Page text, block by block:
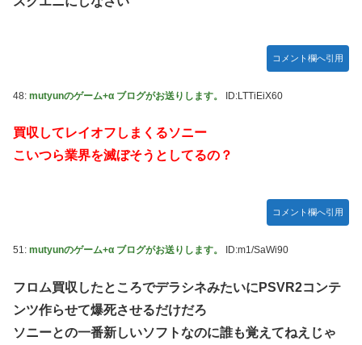
コメント欄へ引用
48: mutyunのゲーム+α ブログがお送りします。 ID:LTTiEiX60
買収してレイオフしまくるソニー
こいつら業界を滅ぼそうとしてるの？
コメント欄へ引用
51: mutyunのゲーム+α ブログがお送りします。 ID:m1/SaWi90
フロム買収したところでデラシネみたいにPSVR2コンテ
ンツ作らせて爆死させるだけだろ
ソニーとの一番新しいソフトなのに誰も覚えてねえじゃ